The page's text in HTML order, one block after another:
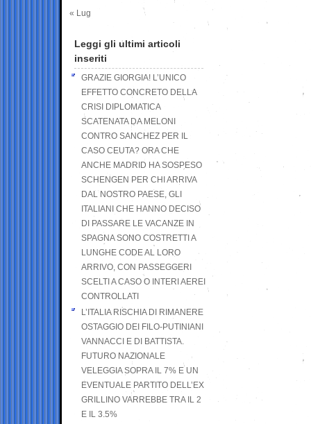
« Lug
Leggi gli ultimi articoli
inseriti
GRAZIE GIORGIA! L’UNICO
EFFETTO CONCRETO DELLA
CRISI DIPLOMATICA
SCATENATA DA MELONI
CONTRO SANCHEZ PER IL
CASO CEUTA? ORA CHE
ANCHE MADRID HA SOSPESO
SCHENGEN PER CHI ARRIVA
DAL NOSTRO PAESE, GLI
ITALIANI CHE HANNO DECISO
DI PASSARE LE VACANZE IN
SPAGNA SONO COSTRETTI A
LUNGHE CODE AL LORO
ARRIVO, CON PASSEGGERI
SCELTI A CASO O INTERI AEREI
CONTROLLATI
L’ITALIA RISCHIA DI RIMANERE
OSTAGGIO DEI FILO-PUTINIANI
VANNACCI E DI BATTISTA.
FUTURO NAZIONALE
VELEGGIA SOPRA IL 7% E UN
EVENTUALE PARTITO DELL’EX
GRILLINO VARREBBE TRA IL 2
E IL 3.5%